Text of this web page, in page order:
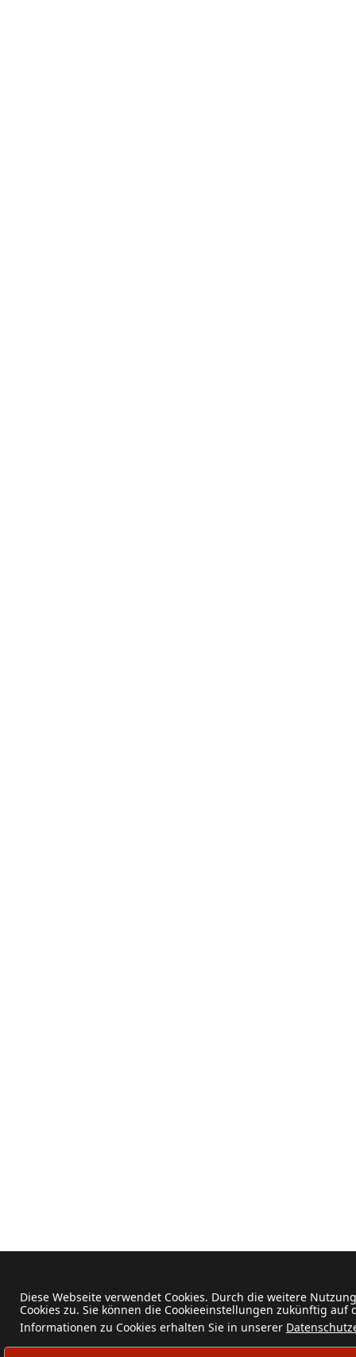
Diese Webseite verwendet Cookies. Durch die weitere
Cookies zu. Sie können die Cookieeinstellungen zukünftig
Informationen zu Cookies erhalten Sie in unserer